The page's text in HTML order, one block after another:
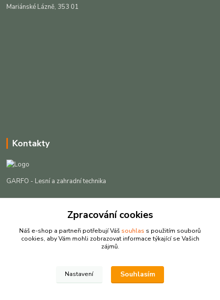
Mariánské Lázně, 353 01
Kontakty
GARFO - Lesní a zahradní technika
+420 725 301 044
info@garfo.cz
Zpracování cookies
Náš e-shop a partneři potřebují Váš souhlas s použitím souborů
cookies, aby Vám mohli zobrazovat informace týkající se Vašich
zájmů.
Nastavení Souhlasím